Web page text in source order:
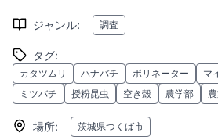
ジャンル: 調査
タグ:
カタツムリ ハナバチ ポリネーター
マ
ミツバチ
授粉昆虫 空き殻 農学部
場所: 茨城県つくば市